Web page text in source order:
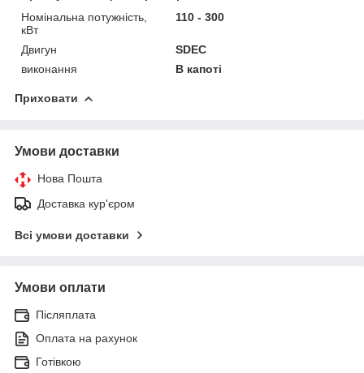
Номінальна потужність,
кВт
110 - 300
Двигун
SDEC
виконання
В капоті
Приховати
Умови доставки
Нова Пошта
Доставка кур'єром
Всі умови доставки
Умови оплати
Післяплата
Оплата на рахунок
Готівкою